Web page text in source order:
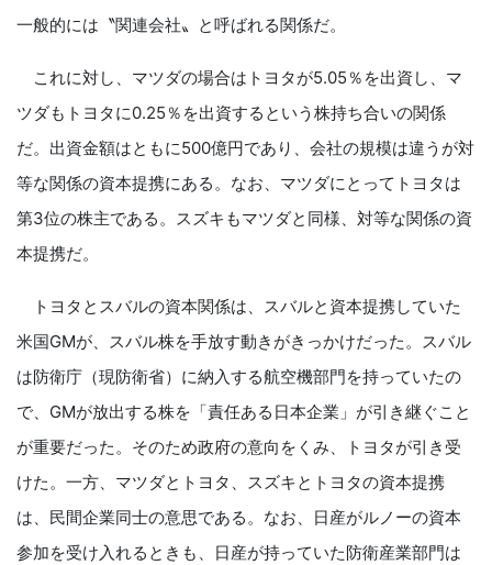
一般的には〝関連会社〟と呼ばれる関係だ。
これに対し、マツダの場合はトヨタが5.05％を出資し、マ
ツダもトヨタに0.25％を出資するという株持ち合いの関係
だ。出資金額はともに500億円であり、会社の規模は違うが対
等な関係の資本提携にある。なお、マツダにとってトヨタは
第3位の株主である。スズキもマツダと同様、対等な関係の資
本提携だ。
トヨタとスバルの資本関係は、スバルと資本提携していた
米国GMが、スバル株を手放す動きがきっかけだった。スバル
は防衛庁（現防衛省）に納入する航空機部門を持っていたの
で、GMが放出する株を「責任ある日本企業」が引き継ぐこと
が重要だった。そのため政府の意向をくみ、トヨタが引き受
けた。一方、マツダとトヨタ、スズキとトヨタの資本提携
は、民間企業同士の意思である。なお、日産がルノーの資本
参加を受け入れるときも、日産が持っていた防衛産業部門は